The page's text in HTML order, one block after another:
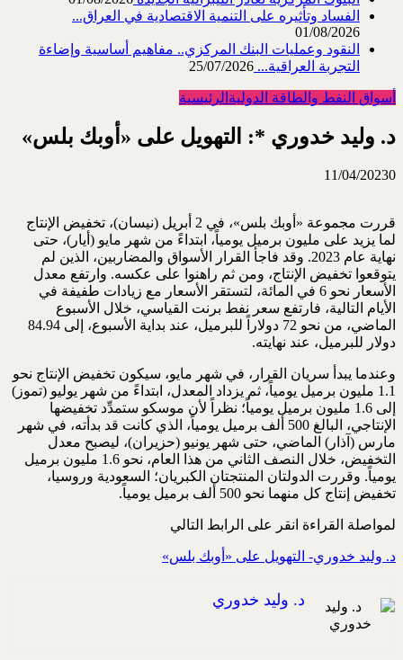
الفساد وتأثيره على التنمية الاقتصادية في العراق...
01/08/2026
النقود وعمليات البنك المركزي.. مفاهيم أساسية وإضاءة
التجربة العراقية... 25/07/2026
أسواق النفط والطاقة الدولية الرئيسية
د. وليد خدوري *: التهويل على «أوبك بلس»
11/04/20230
قررت مجموعة «أوبك بلس»، في 2 أبريل (نيسان)، تخفيض الإنتاج
لما يزيد على مليون برميل يومياً، ابتداءً من شهر مايو (أيار)، حتى
نهاية عام 2023. وقد فاجأ القرار الأسواق والمضاربين، الذين لم
يتوقعوا تخفيض الإنتاج، ومن ثم راهنوا على عكسه. وارتفع معدل
الأسعار نحو 6 في المائة، لتستقر الأسعار مع زيادات طفيفة في
الأيام التالية، فارتفع سعر نفط برنت القياسي، خلال الأسبوع
الماضي، من نحو 72 دولاراً للبرميل، عند بداية الأسبوع، إلى 84.94
دولار للبرميل، عند نهايته.
وعندما يبدأ سريان القرار، في شهر مايو، سيكون تخفيض الإنتاج نحو
1.1 مليون برميل يومياً، ثم يزداد المعدل، ابتداءً من شهر يوليو (تموز)
إلى 1.6 مليون برميل يومياً؛ نظراً لأن موسكو ستمدِّد تخفيضها
الإنتاجي، البالغ 500 ألف برميل يومياً، الذي كانت قد بدأته، في شهر
مارس (آذار) الماضي، حتى شهر يونيو (حزيران)، ليصبح معدل
التخفيض، خلال النصف الثاني من هذا العام، نحو 1.6 مليون برميل
يومياً. وقررت الدولتان المنتجتان الكبريان؛ السعودية وروسيا،
تخفيض إنتاج كل منهما نحو 500 ألف برميل يومياً.
لمواصلة القراءة انقر على الرابط التالي
د. وليد خدوري- التهويل على «أوبك بلس»
د. وليد خدوري